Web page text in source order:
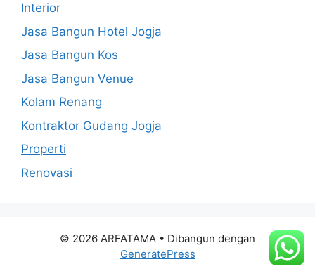
Interior
Jasa Bangun Hotel Jogja
Jasa Bangun Kos
Jasa Bangun Venue
Kolam Renang
Kontraktor Gudang Jogja
Properti
Renovasi
© 2026 ARFATAMA • Dibangun dengan
GeneratePress